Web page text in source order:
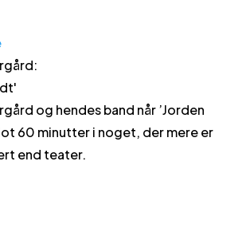
:
'
og hendes band når ’Jorden
60 minutter i noget, der mere er
end teater.